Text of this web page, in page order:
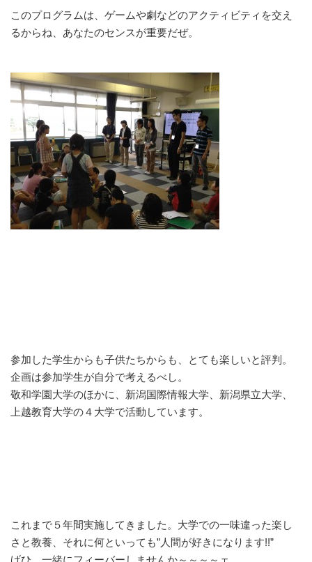
このプログラムは、ゲームや劇などのアクティビティを交え
るからね、あなたのセンスが重要だぜ。
参加した学生からも子供たちからも、とても楽しいと評判。
企画は参加学生が自分で考えるべし。
敬和学園大学のほかに、新潟国際情報大学、新潟県立大学、
上越教育大学の４大学で活動しています。
これまで５年間実施してきました。大学での一味違った楽し
さと教養、それに何といっても”人間が好きになります!!”
げひ、一緒にフィーバーしませんか～～～～ェ。